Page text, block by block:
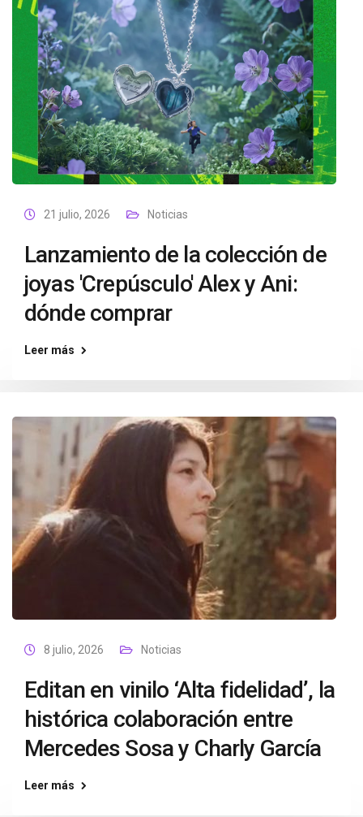
21 julio, 2026 Noticias
Lanzamiento de la colección de
joyas 'Crepúsculo' Alex y Ani:
dónde comprar
Leer más
8 julio, 2026 Noticias
Editan en vinilo ‘Alta fidelidad’, la
histórica colaboración entre
Mercedes Sosa y Charly García
Leer más